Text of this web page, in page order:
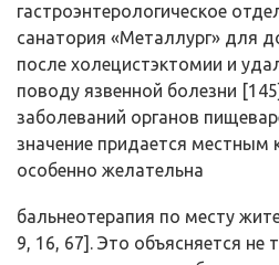
гастроэнтерологическое
санатория «Металлург» для
после холецистэктомии и
поводу язвенной болезни
заболеваний органов
значение придается местным
особенно желательна
бальнеотерапия по месту
9, 16, 67]. Это объясняется не